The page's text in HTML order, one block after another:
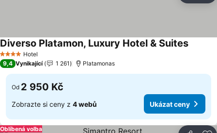
4 Počet hvězdiček
Hotel
Diverso Platamon, Luxury Hotel & SuitesUkázat
9,4 Vynikající 1 261 Platamonas
Od 2 950 Kč
Zobrazte si ceny z 4 webů Ukázat ceny
Oblíbená volba